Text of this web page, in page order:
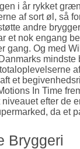
i år rykket
af sort øl, så
andre
et nok engang
gang. Og med
et
In Time
niveauet efter de
da et
Bryggeri